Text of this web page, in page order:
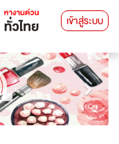
เข้าสู่ระบบ
Next